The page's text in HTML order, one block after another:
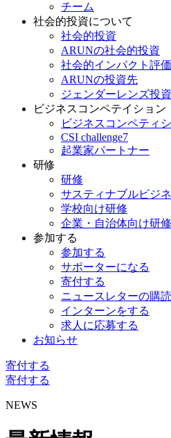
チーム
社会的投資について
社会的投資
ARUNの社会的投資
社会的インパクト評価
ARUNの投資先
ジェンダーレンズ投資
ビジネスコンペテイション
ビジネスコンペティ
CSI challenge7
起業家パートナー
研修
研修
サスティナブルビジ
学校向け研修
企業・自治体向け研修
参加する
参加する
サポーターになる
寄付する
ニュースレターの購読
インターンをする
求人に応募する
お知らせ
寄付する
寄付する
NEWS